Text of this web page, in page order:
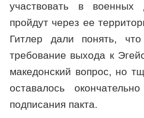
участвовать в военных
пройдут через ее
Гитлер дали понять,
требование выхода к
македонский вопрос, но
оставалось
подписания пакта.